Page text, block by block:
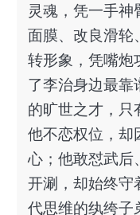
灵魂，凭一手
面膜、改良滑轮
转形象，凭嘴炮
了李治身边最靠
的旷世之才，只
他不恋权位，却
心；他敢怼武后
开涮，却始终守
代思维的纨绔子